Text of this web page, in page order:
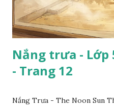
Nắng trưa - Lớp
- Trang 12
Nắng Trưa - The Noon Sun